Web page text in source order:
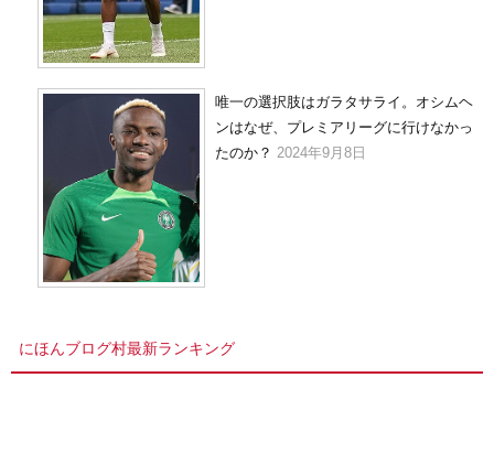
唯一の選択肢はガラタサライ。オシムヘ
ンはなぜ、プレミアリーグに行けなかっ
たのか？ 2024年9月8日
にほんブログ村最新ランキング